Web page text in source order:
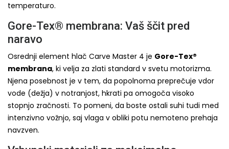
temperaturo.
Gore-Tex® membrana: Vaš ščit pred
naravo
Osrednji element hlač Carve Master 4 je Gore-Tex®
membrana, ki velja za zlati standard v svetu motorizma.
Njena posebnost je v tem, da popolnoma preprečuje vdor
vode (dežja) v notranjost, hkrati pa omogoča visoko
stopnjo zračnosti. To pomeni, da boste ostali suhi tudi med
intenzivno vožnjo, saj vlaga v obliki potu nemoteno prehaja
navzven.